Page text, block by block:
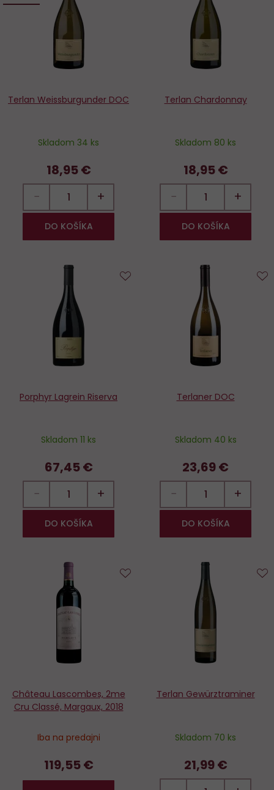
Terlan Weissburgunder DOC
Skladom 34 ks
18,95 €
− +
DO KOŠÍKA
Terlan Chardonnay
Skladom 80 ks
18,95 €
− +
DO KOŠÍKA
Porphyr Lagrein Riserva
Skladom 11 ks
67,45 €
− +
DO KOŠÍKA
Terlaner DOC
Skladom 40 ks
23,69 €
− +
DO KOŠÍKA
Château Lascombes, 2me
Cru Classé, Margaux, 2018
Iba na predajni
119,55 €
Terlan Gewürztraminer
Skladom 70 ks
21,99 €